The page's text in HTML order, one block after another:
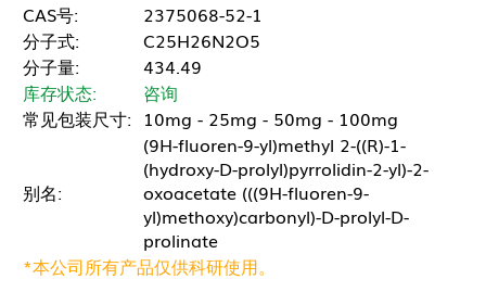
CAS号:
2375068-52-1
分子式:
C25H26N2O5
分子量:
434.49
库存状态:
咨询
常见包装尺寸: 10mg - 25mg - 50mg - 100mg
别名:
(9H-fluoren-9-yl)methyl 2-((R)-1-
(hydroxy-D-prolyl)pyrrolidin-2-yl)-2-
oxoacetate (((9H-fluoren-9-
yl)methoxy)carbonyl)-D-prolyl-D-
prolinate
*本公司所有产品仅供科研使用。